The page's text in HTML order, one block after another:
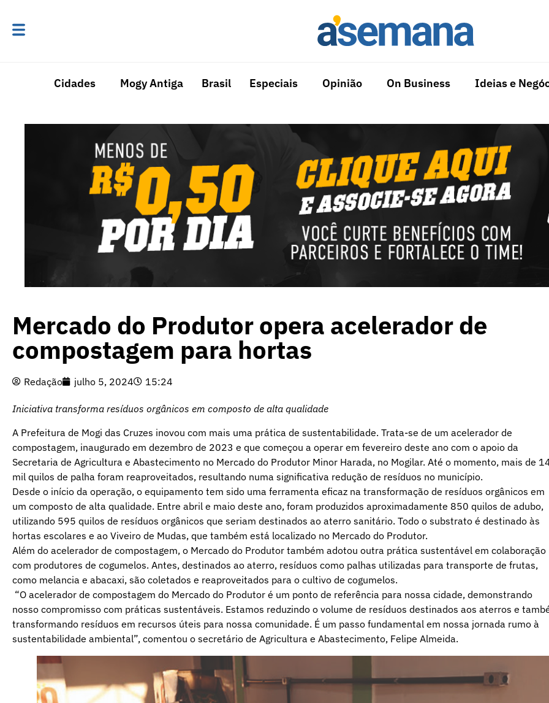
Cidades Mogy Antiga Brasil Especiais Opinião On Business Ideias e
Mercado do Produtor opera acelerador de
compostagem para hortas
Redação julho 5, 2024 15:24
Iniciativa transforma resíduos orgânicos em composto de alta qualidade
A Prefeitura de Mogi das Cruzes inovou com mais uma prática de sustentabilidade. Trata-se de um acelerador de
compostagem, inaugurado em dezembro de 2023 e que começou a operar em fevereiro deste ano com o apoio da
Secretaria de Agricultura e Abastecimento no Mercado do Produtor Minor Harada, no Mogilar. Até o momento, mais de
mil quilos de palha foram reaproveitados, resultando numa significativa redução de resíduos no município.
Desde o início da operação, o equipamento tem sido uma ferramenta eficaz na transformação de resíduos orgânicos em
um composto de alta qualidade. Entre abril e maio deste ano, foram produzidos aproximadamente 850 quilos de adubo,
utilizando 595 quilos de resíduos orgânicos que seriam destinados ao aterro sanitário. Todo o substrato é destinado às
hortas escolares e ao Viveiro de Mudas, que também está localizado no Mercado do Produtor.
Além do acelerador de compostagem, o Mercado do Produtor também adotou outra prática sustentável em colaboração
com produtores de cogumelos. Antes, destinados ao aterro, resíduos como palhas utilizadas para transporte de frutas,
como melancia e abacaxi, são coletados e reaproveitados para o cultivo de cogumelos.
“O acelerador de compostagem do Mercado do Produtor é um ponto de referência para nossa cidade, demonstrando
nosso compromisso com práticas sustentáveis. Estamos reduzindo o volume de resíduos destinados aos aterros e
transformando resíduos em recursos úteis para nossa comunidade. É um passo fundamental em nossa jornada rumo à
sustentabilidade ambiental”, comentou o secretário de Agricultura e Abastecimento, Felipe Almeida.